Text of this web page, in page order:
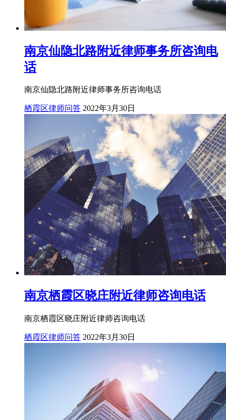
南京仙隐北路附近律师事务所咨询电
话
南京仙隐北路附近律师事务所咨询电话
栖霞区律师问答 2022年3月30日
南京栖霞区晓庄附近律师咨询电话
南京栖霞区晓庄附近律师咨询电话
栖霞区律师问答 2022年3月30日